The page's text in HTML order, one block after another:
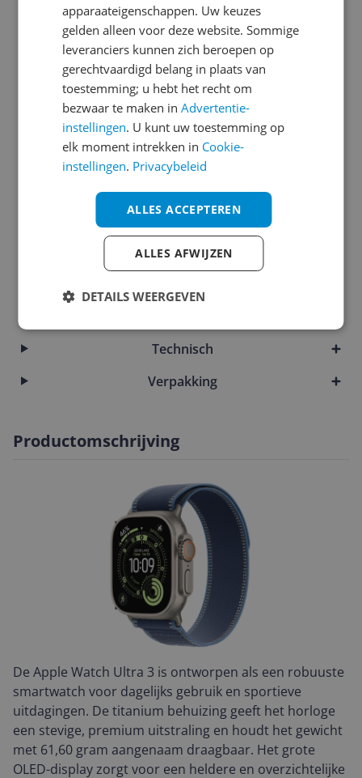
Bandje
Batterij
Connectiviteit
Horlogekast
Meetwaarden
Overige kenmerken
Productinformatie
Technisch
Verpakking
Productomschrijving
De Apple Watch Ultra 3 is ontworpen als een robuuste
smartwatch voor dagelijks gebruik en sportieve
uitdagingen. De titanium behuizing geeft het horloge
een stevige, premium uitstraling en houdt het gewicht
met 61,60 gram aangenaam draagbaar. Het grote
OLED-display zorgt voor een heldere en overzichtelijke
apparaateigenschappen. Uw keuzes
gelden alleen voor deze website. Sommige
leveranciers kunnen zich beroepen op
gerechtvaardigd belang in plaats van
toestemming; u hebt het recht om
bezwaar te maken inAdvertentie-
instellingen. U kunt uw toestemming op
elk moment intrekken in Cookie-
instellingen. Privacybeleid
ALLES ACCEPTEREN
ALLES AFWIJZEN
DETAILS WEERGEVEN